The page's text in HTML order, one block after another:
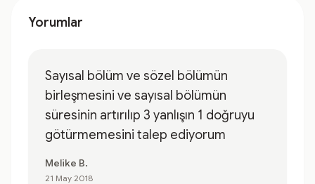
Yorumlar
Sayısal bölüm ve sözel bölümün
birleşmesini ve sayısal bölümün
süresinin artırılıp 3 yanlışın 1 doğruyu
götürmemesini talep ediyorum
Melike B.
21 May 2018